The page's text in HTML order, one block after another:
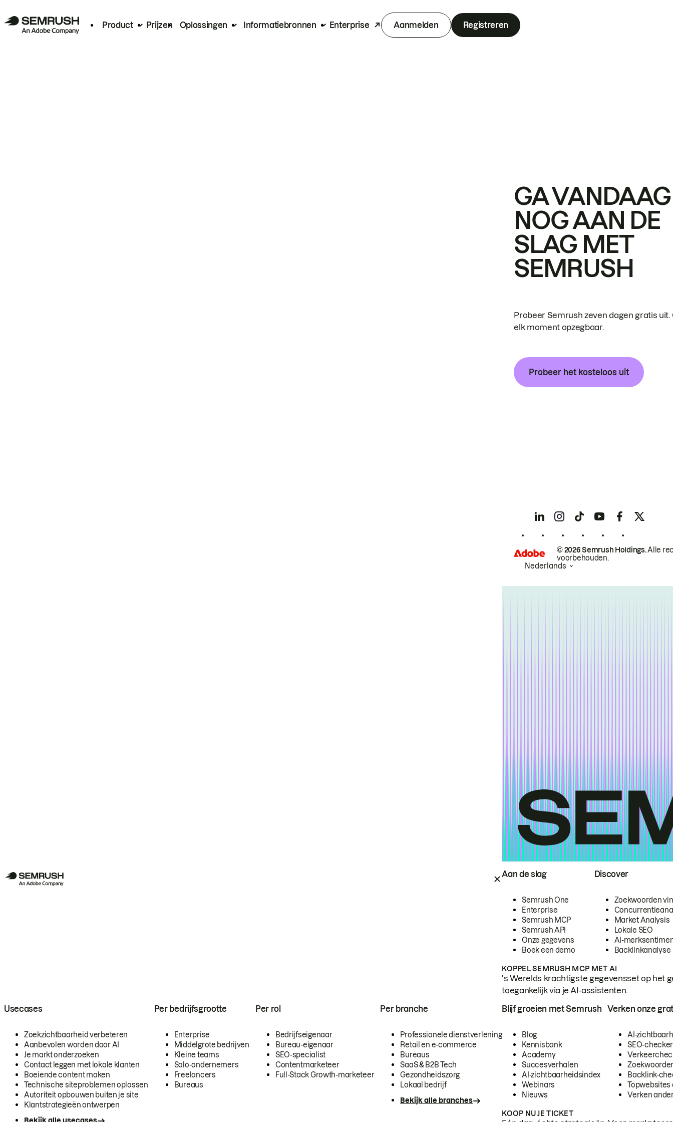
Product Prijzen Oplossingen Informatiebronnen Enterprise Aanmelden Registreren
Aan de slag
Semrush One
Enterprise
Semrush MCP
Semrush API
Onze gegevens
Boek een demo
Discover
Zoekwoorden
Market Analysis
Lokale SEO
AI-
Backlinkanalyse
KOPPEL SEMRUSH MCP MET AI
's Werelds krachtigste gegevensset op het
toegankelijk via je AI-assistenten.
Usecases
Zoekzichtbaarheid verbeteren
Aanbevolen worden door AI
Je markt onderzoeken
Contact leggen met lokale klanten
Boeiende content maken
Technische siteproblemen oplossen
Autoriteit opbouwen buiten je site
Klantstrategieën ontwerpen
Per bedrijfsgrootte
Enterprise
Middelgrote bedrijven
Kleine teams
Solo-ondernemers
Freelancers
Bureaus
Per rol
Bedrijfseigenaar
Bureau-eigenaar
SEO-specialist
Contentmarketeer
Full-Stack Growth-marketeer
Per branche
Professionele dienstverlening
Retail en e-commerce
Bureaus
SaaS & B2B Tech
Gezondheidszorg
Lokaal bedrijf
Bekijk alle branches
Blijf groeien met Semrush
Blog
Kennisbank
Academy
Succesverhalen
AI-zichtbaarheidsindex
Webinars
Nieuws
Verken onze
AI-
SEO-checker
Backlink-
Topwebsites
Verken
KOOP NU JE TICKET
GA VANDAAG
NOG AAN DE
SLAG MET
SEMRUSH
Probeer Semrush zeven dagen gratis uit.
elk moment opzegbaar.
Probeer het kosteloos uit
© 2026 Semrush Holdings.Alle
voorbehouden.
Nederlands